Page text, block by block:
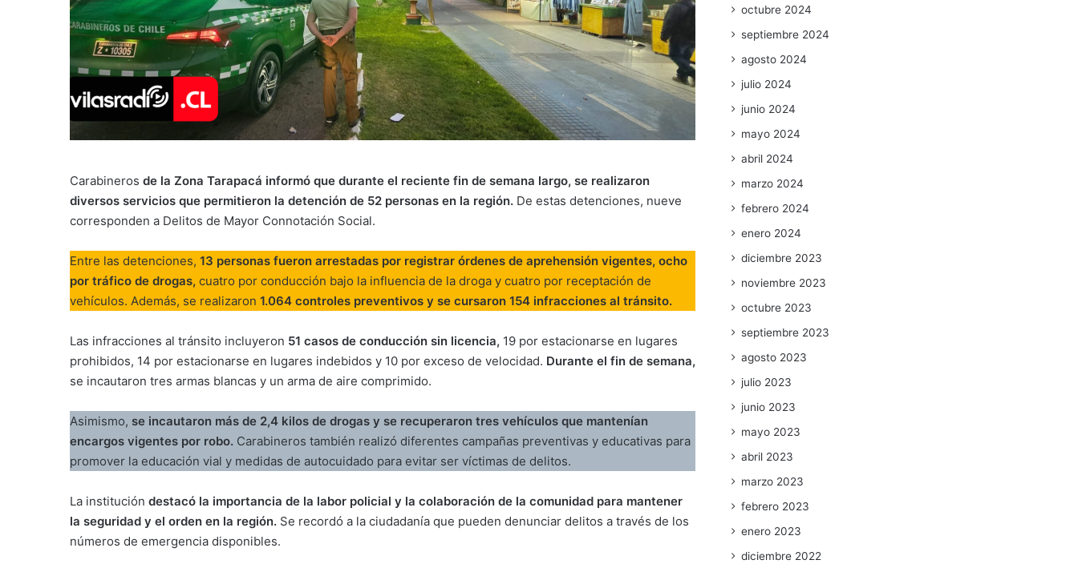
Carabineros de la Zona Tarapacá informó que durante el reciente fin de semana largo, se realizaron
diversos servicios que permitieron la detención de 52 personas en la región. De estas detenciones, nueve
corresponden a Delitos de Mayor Connotación Social.
Entre las detenciones, 13 personas fueron arrestadas por registrar órdenes de aprehensión vigentes, ocho
por tráfico de drogas, cuatro por conducción bajo la influencia de la droga y cuatro por receptación de
vehículos. Además, se realizaron 1.064 controles preventivos y se cursaron 154 infracciones al tránsito.
Las infracciones al tránsito incluyeron 51 casos de conducción sin licencia, 19 por estacionarse en lugares
prohibidos, 14 por estacionarse en lugares indebidos y 10 por exceso de velocidad. Durante el fin de semana,
se incautaron tres armas blancas y un arma de aire comprimido.
Asimismo, se incautaron más de 2,4 kilos de drogas y se recuperaron tres vehículos que mantenían
encargos vigentes por robo. Carabineros también realizó diferentes campañas preventivas y educativas para
promover la educación vial y medidas de autocuidado para evitar ser víctimas de delitos.
La institución destacó la importancia de la labor policial y la colaboración de la comunidad para mantener
la seguridad y el orden en la región. Se recordó a la ciudadanía que pueden denunciar delitos a través de los
números de emergencia disponibles.
octubre 2024
septiembre 2024
agosto 2024
julio 2024
junio 2024
mayo 2024
abril 2024
marzo 2024
febrero 2024
enero 2024
diciembre 2023
noviembre 2023
octubre 2023
septiembre 2023
agosto 2023
julio 2023
junio 2023
mayo 2023
abril 2023
marzo 2023
febrero 2023
enero 2023
diciembre 2022